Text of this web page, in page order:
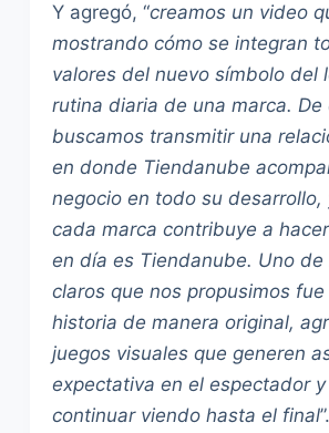
Y agregó, “creamos un video
mostrando cómo se integran
valores del nuevo símbolo del
rutina diaria de una marca. De
buscamos transmitir una
en donde Tiendanube
negocio en todo su desarrollo,
cada marca contribuye a
en día es Tiendanube. Uno
claros que nos propusimos
historia de manera original,
juegos visuales que generen
expectativa en el espectador
continuar viendo hasta el final”.